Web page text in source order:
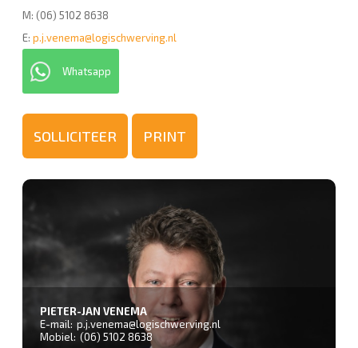
M: (06) 5102 8638
E: p.j.venema@logischwerving.nl
Whatsapp
PIETER-JAN VENEMA
E-mail: p.j.venema@logischwerving.nl
Mobiel: (06) 5102 8638